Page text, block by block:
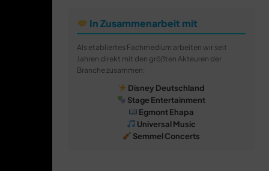
In Zusammenarbeit mit
Als etabliertes Fachmedium arbeiten wir seit
Jahren direkt mit den größten Akteuren der
Branche zusammen:
Disney Deutschland
Stage Entertainment
Egmont Ehapa
Universal Music
Semmel Concerts